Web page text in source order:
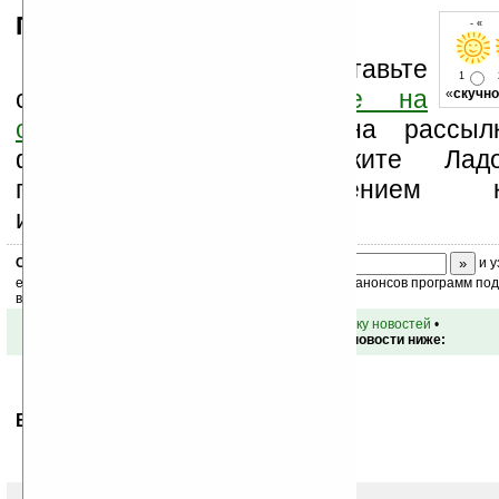
Продолжение следует...
- «
1
«скучно
Оцените новость и оставьте
свой комментарий
ниже на
странице
на
файлов, книг. Поддержите
посещаемостью, изучением
информации, ссылками.
Скоро
и
ежедневный или еженедельный дайджест новостей, анонсов программ
ваш почтовый ящик.
вернуться к списку новостей •
Обсуждение этой новости ниже:
Ваше мнение будет первым.